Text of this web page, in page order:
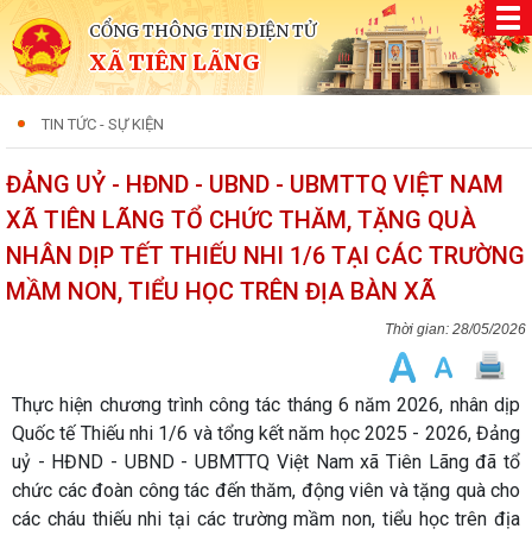
CỔNG THÔNG TIN ĐIỆN TỬ
XÃ TIÊN LÃNG
TIN TỨC - SỰ KIỆN
ĐẢNG UỶ - HĐND - UBND - UBMTTQ VIỆT NAM
XÃ TIÊN LÃNG TỔ CHỨC THĂM, TẶNG QUÀ
NHÂN DỊP TẾT THIẾU NHI 1/6 TẠI CÁC TRƯỜNG
MẦM NON, TIỂU HỌC TRÊN ĐỊA BÀN XÃ
28/05/2026
Thực hiện chương trình công tác tháng 6 năm 2026, nhân dịp
Quốc tế Thiếu nhi 1/6 và tổng kết năm học 2025 - 2026, Đảng
uỷ - HĐND - UBND - UBMTTQ Việt Nam xã Tiên Lãng đã tổ
chức các đoàn công tác đến thăm, động viên và tặng quà cho
các cháu thiếu nhi tại các trường mầm non, tiểu học trên địa